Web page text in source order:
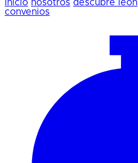
Inicio nosotros descubre león
convenios